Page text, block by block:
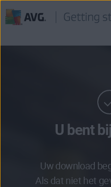
U bent
Uw download
Als dat niet het